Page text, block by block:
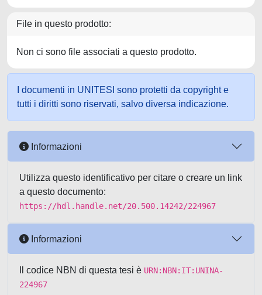
File in questo prodotto:
Non ci sono file associati a questo prodotto.
I documenti in UNITESI sono protetti da copyright e
tutti i diritti sono riservati, salvo diversa indicazione.
Informazioni
Utilizza questo identificativo per citare o creare un link
a questo documento:
https://hdl.handle.net/20.500.14242/224967
Informazioni
Il codice NBN di questa tesi è URN:NBN:IT:UNINA-
224967